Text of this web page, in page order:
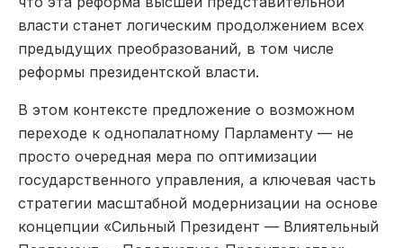
власти станет логическим продолжением всех
предыдущих преобразований, в том числе
реформы президентской власти.
В этом контексте предложение о возможном
переходе к однопалатному Парламенту — не
просто очередная мера по оптимизации
государственного управления, а ключевая часть
стратегии масштабной модернизации на основе
концепции «Сильный Прези­дент — Влиятельный